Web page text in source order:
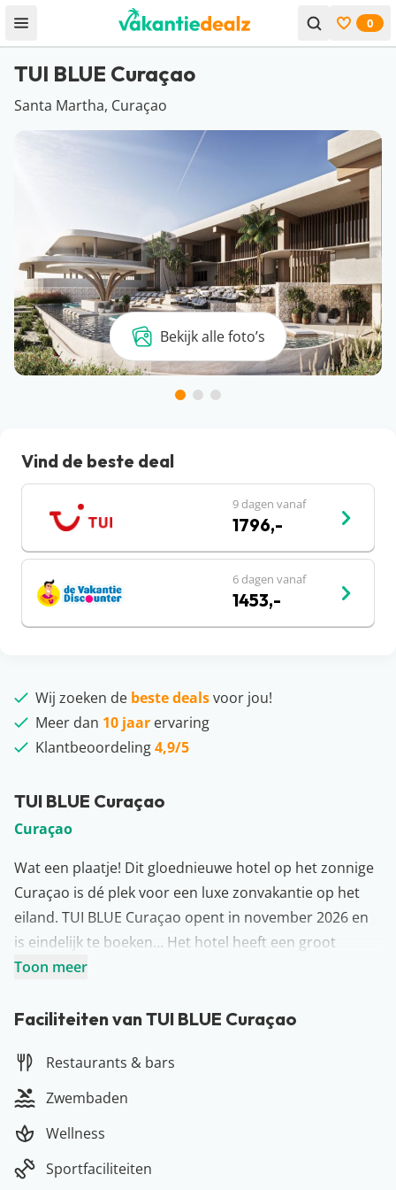
Open menu Bekijk
0
TUI BLUE Curaçao
Santa Martha, Curaçao
Bekijk alle foto’s
TUI BLUE Curaçao
Curaçao
Wat een plaatje! Dit gloednieuwe hotel op het zonnige
Curaçao is dé plek voor een luxe zonvakantie op het
eiland. TUI BLUE Curaçao opent in november 2026 en
is eindelijk te boeken… Het hotel heeft een groot
voordeel: je verblijft hier direct aan het parelwitte
zon, zee en het geluid van de golven. Zin in je
probleem: binnen een paar stappen sta je weer in het
luxe hotel. Logisch dat je na het zien van deze foto’s
Faciliteiten TUI BLUE Curaçao
TUI BLUE Curaçao beschikt over geweldige faciliteiten
Toon meer
Faciliteiten van TUI BLUE Curaçao
Restaurants & bars
Zwembaden
Wellness
Sportfaciliteiten
Vind de beste deal
9 dagen vanaf
1796,-
6 dagen vanaf
1453,-
Wij zoeken de beste dealsvoor jou!
Meer dan 10 jaar ervaring
Klantbeoordeling4,9/5